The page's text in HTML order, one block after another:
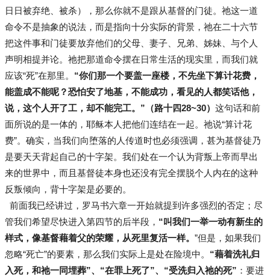
日日被弃绝、被杀），那么你就不是跟从基督的门徒。祂这一道
命令不是抽象的说法，而是指向十分实际的背景，祂在二十六节
把这件事和门徒要放弃他们的父母、妻子、兄弟、姊妹、与个人
声明相提并论。祂把那道命令摆在日常生活的现实里，而我们就
应该“死”在那里。 “你们那一个要盖一座楼，不先坐下算计花费，
能盖成不能呢？恐怕安了地基，不能成功，看见的人都笑话他，
说，这个人开了工，却不能完工。”（路十四28~30） 这句话和前
面所说的是一体的，耶稣本人把他们连结在一起。祂说“算计花
费”。确实，当我们向堕落的人传道时也必须强调，甚为基督徒乃
是要天天背起自己的十字架。我们处在一个认为背叛上帝而早出
来的世界中，而且基督徒本身也还没有完全摆脱个人内在的这种
反叛倾向，背十字架是必要的。
前面我已经讲过，罗马书六章一开始就提到许多强烈的否定；尽
管我们希望尽快进入第四节的后半段， “叫我们一举一动有新生的
样式，像基督藉着父的荣耀，从死里复活一样。 ”但是，如果我们
忽略“死亡”的要素，那么我们实际上是处在险境中。 “藉着洗礼归
入死，和祂一同埋葬”、“在罪上死了”、“受洗归入祂的死” ：要进